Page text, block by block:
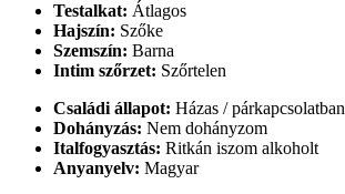
Testalkat: Átlagos
Hajszín: Szőke
Szemszín: Barna
Intim szőrzet: Szőrtelen
Családi állapot: Házas / párkapcsolatban
Dohányzás: Nem dohányzom
Italfogyasztás: Ritkán iszom alkoholt
Anyanyelv: Magyar